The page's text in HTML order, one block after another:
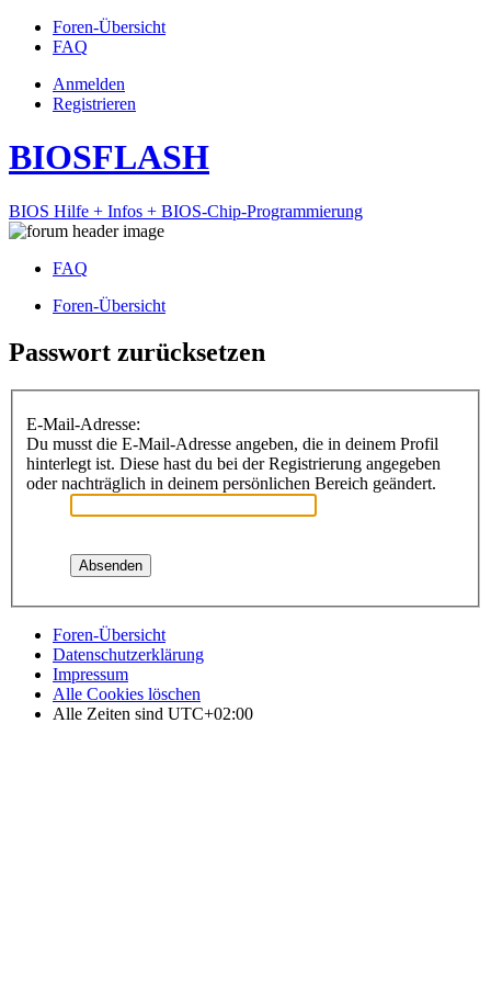
Foren-Übersicht
FAQ
Anmelden
Registrieren
BIOSFLASH
BIOS Hilfe + Infos + BIOS-Chip-Programmierung
FAQ
Foren-Übersicht
Passwort zurücksetzen
E-Mail-Adresse:
Du musst die E-Mail-Adresse angeben, die in deinem Profil
hinterlegt ist. Diese hast du bei der Registrierung angegeben
oder nachträglich in deinem persönlichen Bereich geändert.
Foren-Übersicht
Datenschutzerklärung
Impressum
Alle Cookies löschen
Alle Zeiten sind UTC+02:00